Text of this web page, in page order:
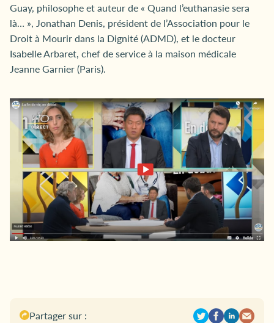
Guay, philosophe et auteur de « Quand l’euthanasie sera
là… », Jonathan Denis, président de l’Association pour le
Droit à Mourir dans la Dignité (ADMD), et le docteur
Isabelle Arbaret, chef de service à la maison médicale
Jeanne Garnier (Paris).
Partager sur :